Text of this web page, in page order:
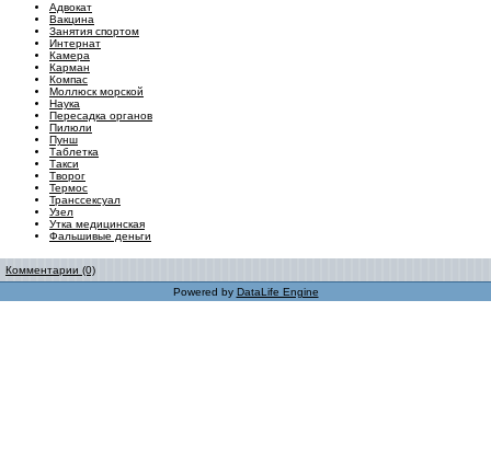
Адвокат
Вакцина
Занятия спортом
Интернат
Камера
Карман
Компас
Моллюск морской
Наука
Пересадка органов
Пилюли
Пунш
Таблетка
Tакси
Творог
Термос
Транссексуал
Узел
Утка медицинская
Фальшивые деньги
Комментарии (0)
Powered by DataLife Engine